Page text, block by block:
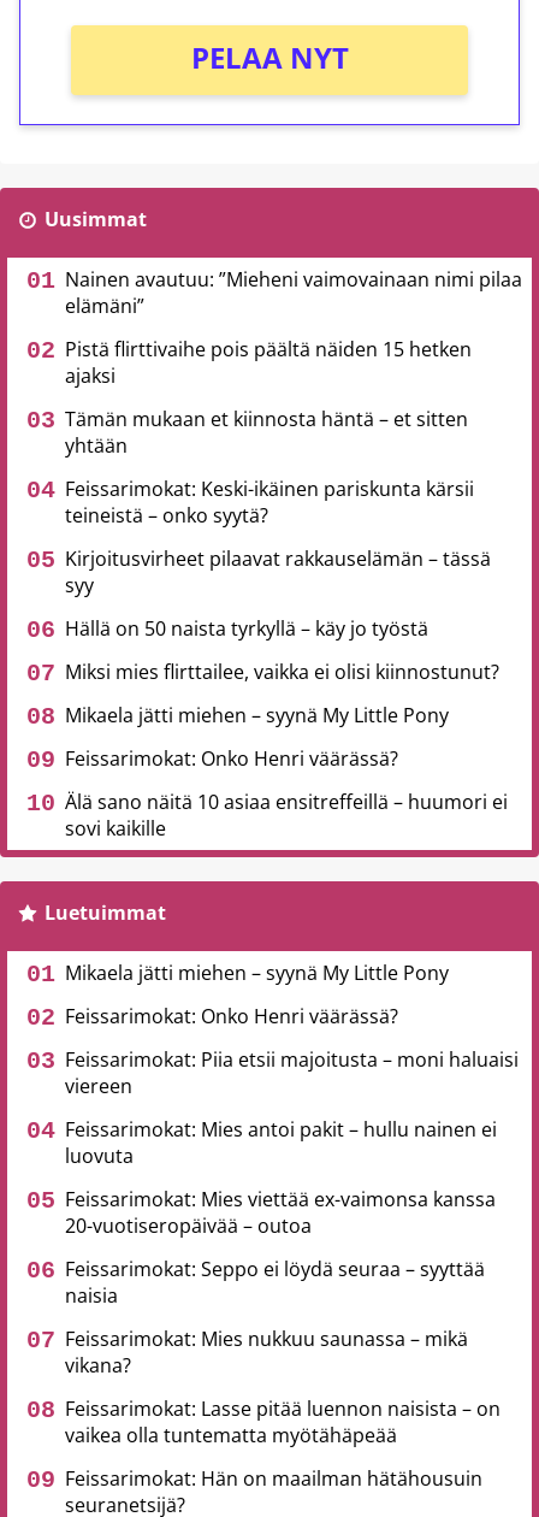
PELAA NYT
Uusimmat
Nainen avautuu: ”Mieheni vaimovainaan nimi pilaa
elämäni”
Pistä flirttivaihe pois päältä näiden 15 hetken
ajaksi
Tämän mukaan et kiinnosta häntä – et sitten
yhtään
Feissarimokat: Keski-ikäinen pariskunta kärsii
teineistä – onko syytä?
Kirjoitusvirheet pilaavat rakkauselämän – tässä
syy
Hällä on 50 naista tyrkyllä – käy jo työstä
Miksi mies flirttailee, vaikka ei olisi kiinnostunut?
Mikaela jätti miehen – syynä My Little Pony
Feissarimokat: Onko Henri väärässä?
Älä sano näitä 10 asiaa ensitreffeillä – huumori ei
sovi kaikille
Luetuimmat
Mikaela jätti miehen – syynä My Little Pony
Feissarimokat: Onko Henri väärässä?
Feissarimokat: Piia etsii majoitusta – moni haluaisi
viereen
Feissarimokat: Mies antoi pakit – hullu nainen ei
luovuta
Feissarimokat: Mies viettää ex-vaimonsa kanssa
20-vuotiseropäivää – outoa
Feissarimokat: Seppo ei löydä seuraa – syyttää
naisia
Feissarimokat: Mies nukkuu saunassa – mikä
vikana?
Feissarimokat: Lasse pitää luennon naisista – on
vaikea olla tuntematta myötähäpeää
Feissarimokat: Hän on maailman hätähousuin
seuranetsijä?